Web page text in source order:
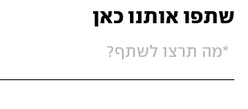
שתפו אותנו כאן